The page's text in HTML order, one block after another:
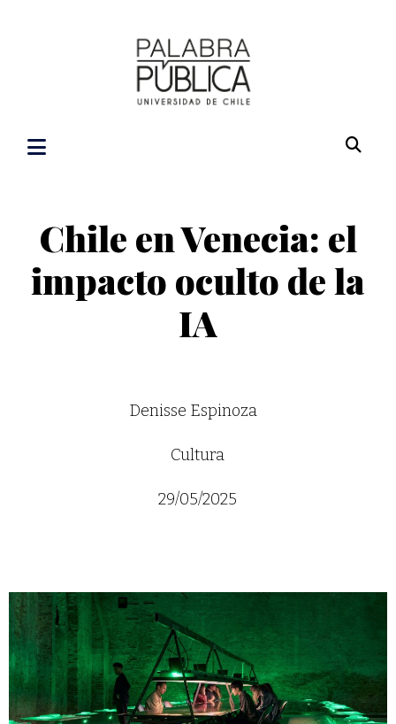
Chile en Venecia: el
impacto oculto de la
IA
Denisse Espinoza
Cultura
29/05/2025